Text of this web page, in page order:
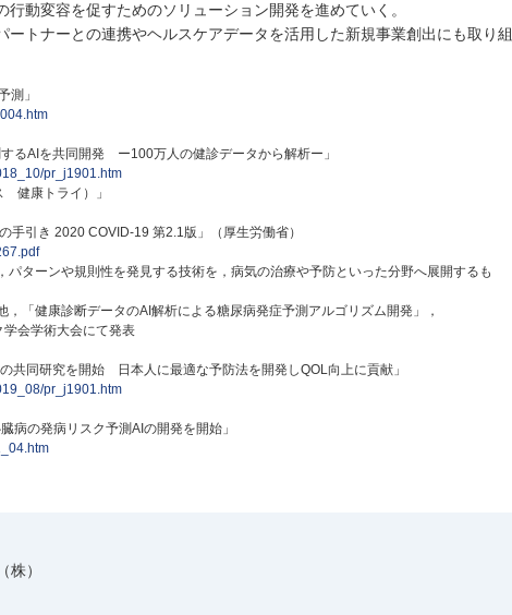
動変容を促すためのソリューション開発を進めていく。
ートナーとの連携やヘルスケアデータを活用した新規事業創出にも取り組
測」
るAIを共同開発 ー100万人の健診データから解析ー」
pr_j1901.htm
健康トライ）」
手引き 2020 COVID-19 第2.1版」（厚生労働省）
ターンや規則性を発見する技術を，病気の治療や予防といった分野へ展開するも
「健康診断データのAI解析による糖尿病発症予測アルゴリズム開発」，
会学術大会にて発表
共同研究を開始 日本人に最適な予防法を開発しQOL向上に貢献」
pr_j1901.htm
病の発病リスク予測AIの開発を開始」
株）